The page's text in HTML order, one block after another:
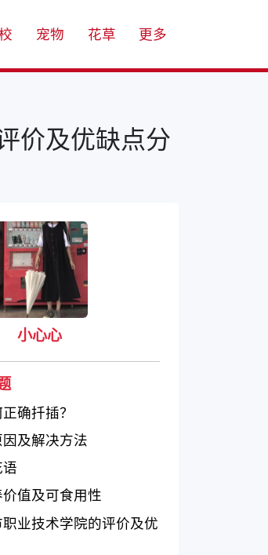
宠物 花草 更多
价及优缺点分
小心心
确扦插？
及解决方法
值及可食用性
业技术学院的评价及优